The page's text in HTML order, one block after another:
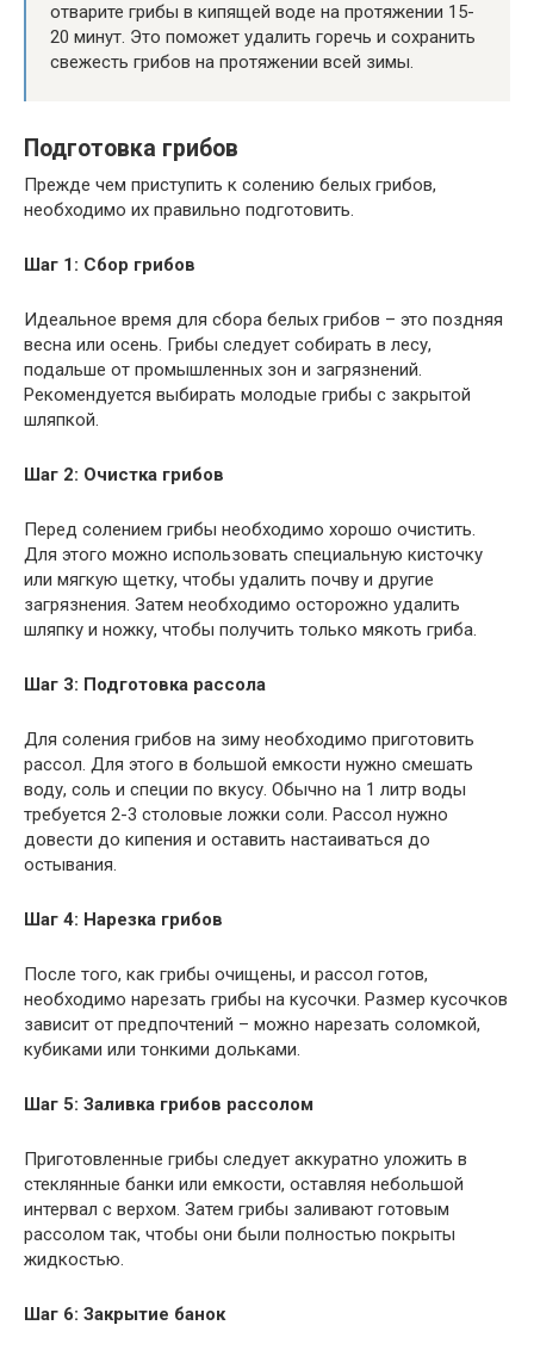
отварите грибы в кипящей воде на протяжении 15-
20 минут. Это поможет удалить горечь и сохранить
свежесть грибов на протяжении всей зимы.
Подготовка грибов
Прежде чем приступить к солению белых грибов,
необходимо их правильно подготовить.
Шаг 1: Сбор грибов
Идеальное время для сбора белых грибов – это поздняя
весна или осень. Грибы следует собирать в лесу,
подальше от промышленных зон и загрязнений.
Рекомендуется выбирать молодые грибы с закрытой
шляпкой.
Шаг 2: Очистка грибов
Перед солением грибы необходимо хорошо очистить.
Для этого можно использовать специальную кисточку
или мягкую щетку, чтобы удалить почву и другие
загрязнения. Затем необходимо осторожно удалить
шляпку и ножку, чтобы получить только мякоть гриба.
Шаг 3: Подготовка рассола
Для соления грибов на зиму необходимо приготовить
рассол. Для этого в большой емкости нужно смешать
воду, соль и специи по вкусу. Обычно на 1 литр воды
требуется 2-3 столовые ложки соли. Рассол нужно
довести до кипения и оставить настаиваться до
остывания.
Шаг 4: Нарезка грибов
После того, как грибы очищены, и рассол готов,
необходимо нарезать грибы на кусочки. Размер кусочков
зависит от предпочтений – можно нарезать соломкой,
кубиками или тонкими дольками.
Шаг 5: Заливка грибов рассолом
Приготовленные грибы следует аккуратно уложить в
стеклянные банки или емкости, оставляя небольшой
интервал с верхом. Затем грибы заливают готовым
рассолом так, чтобы они были полностью покрыты
жидкостью.
Шаг 6: Закрытие банок